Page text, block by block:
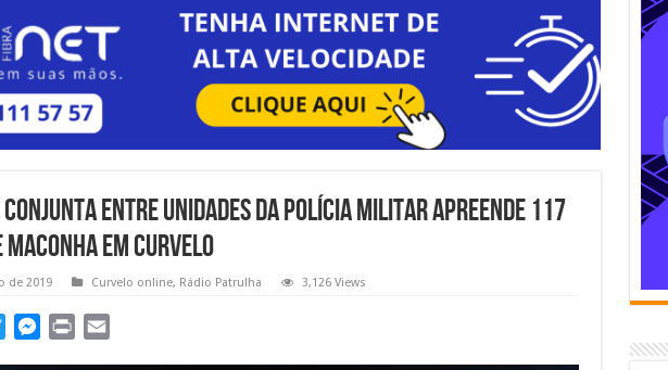
ENTRE UNIDADES DA POLÍCIA MILITAR APREENDE 117
MACONHA EM CURVELO
de 2019 Curvelo online, Rádio Patrulha 3,126 Views
TwitterMessenger
Print